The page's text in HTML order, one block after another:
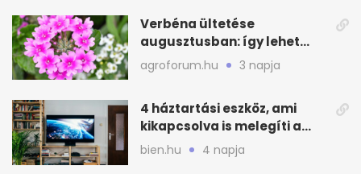
Verbéna ültetése
augusztusban: így lehet
még idén virágos a kert
agroforum.hu 3 napja
4 háztartási eszköz, ami
kikapcsolva is melegíti a
lakást
bien.hu 4 napja